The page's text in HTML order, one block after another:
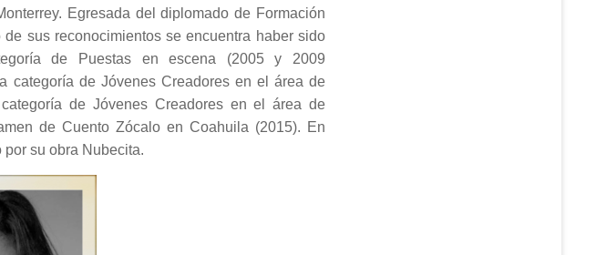
Egresada del diplomado de Formación
sus reconocimientos se encuentra haber sido
de Puestas en escena (2005 y 2009
categoría de Jóvenes Creadores en el área de
de Jóvenes Creadores en el área de
de Cuento Zócalo en Coahuila (2015). En
su obra Nubecita.